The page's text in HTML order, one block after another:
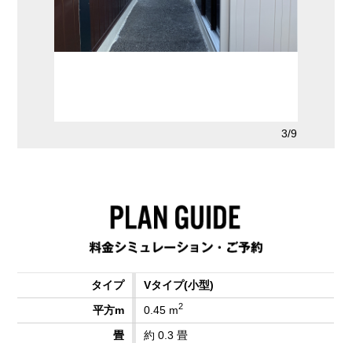
3/9
Vタイプ(小型)
0.45 m2
約 0.3 畳